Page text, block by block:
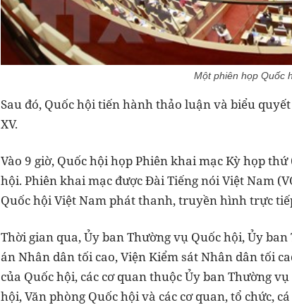
Một phiên họp Quốc
Sau đó, Quốc hội tiến hành thảo luận và biểu
XV.
Vào 9 giờ, Quốc hội họp Phiên khai mạc Kỳ họp
hội. Phiên khai mạc được Đài Tiếng nói Việt Nam
Quốc hội Việt Nam phát thanh, truyền hình trực
Thời gian qua, Ủy ban Thường vụ Quốc hội, Ủy
án Nhân dân tối cao, Viện Kiểm sát Nhân dân tối
của Quốc hội, các cơ quan thuộc Ủy ban Thường
hội, Văn phòng Quốc hội và các cơ quan, tổ chức,